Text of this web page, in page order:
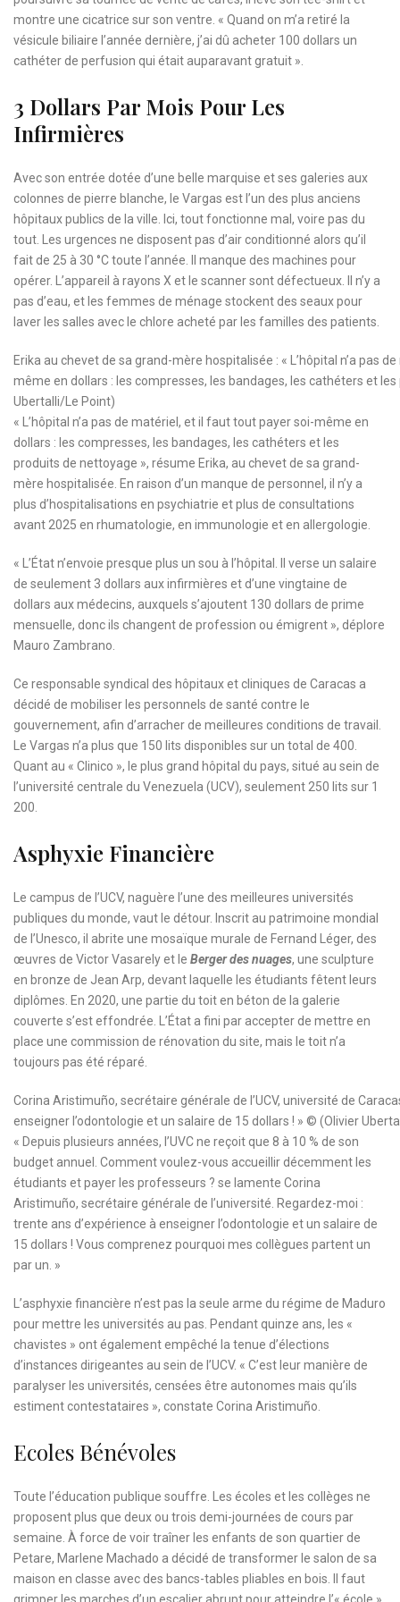
montre une cicatrice sur son ventre. « Quand on m’a retiré la
vésicule biliaire l’année dernière, j’ai dû acheter 100 dollars un
cathéter de perfusion qui était auparavant gratuit ».
3 Dollars Par Mois Pour Les
Infirmières
Avec son entrée dotée d’une belle marquise et ses galeries aux
colonnes de pierre blanche, le Vargas est l’un des plus anciens
hôpitaux publics de la ville. Ici, tout fonctionne mal, voire pas du
tout. Les urgences ne disposent pas d’air conditionné alors qu’il
fait de 25 à 30 °C toute l’année. Il manque des machines pour
opérer. L’appareil à rayons X et le scanner sont défectueux. Il n’y a
pas d’eau, et les femmes de ménage stockent des seaux pour
laver les salles avec le chlore acheté par les familles des patients.
Erika au chevet de sa grand-mère hospitalisée : « L’hôpital n’a pas
même en dollars : les compresses, les bandages, les cathéters et
Ubertalli/Le Point)
« L’hôpital n’a pas de matériel, et il faut tout payer soi-même en
dollars : les compresses, les bandages, les cathéters et les
produits de nettoyage », résume Erika, au chevet de sa grand-
mère hospitalisée. En raison d’un manque de personnel, il n’y a
plus d’hospitalisations en psychiatrie et plus de consultations
avant 2025 en rhumatologie, en immunologie et en allergologie.
« L’État n’envoie presque plus un sou à l’hôpital. Il verse un salaire
de seulement 3 dollars aux infirmières et d’une vingtaine de
dollars aux médecins, auxquels s’ajoutent 130 dollars de prime
mensuelle, donc ils changent de profession ou émigrent », déplore
Mauro Zambrano.
Ce responsable syndical des hôpitaux et cliniques de Caracas a
décidé de mobiliser les personnels de santé contre le
gouvernement, afin d’arracher de meilleures conditions de travail.
Le Vargas n’a plus que 150 lits disponibles sur un total de 400.
Quant au « Clinico », le plus grand hôpital du pays, situé au sein de
l’université centrale du Venezuela (UCV), seulement 250 lits sur 1
200.
Asphyxie Financière
Le campus de l’UCV, naguère l’une des meilleures universités
publiques du monde, vaut le détour. Inscrit au patrimoine mondial
de l’Unesco, il abrite une mosaïque murale de Fernand Léger, des
œuvres de Victor Vasarely et le Berger des nuages, une sculpture
en bronze de Jean Arp, devant laquelle les étudiants fêtent leurs
diplômes. En 2020, une partie du toit en béton de la galerie
couverte s’est effondrée. L’État a fini par accepter de mettre en
place une commission de rénovation du site, mais le toit n’a
toujours pas été réparé.
Corina Aristimuño, secrétaire générale de l’UCV, université de
enseigner l’odontologie et un salaire de 15 dollars ! » © (Olivier
« Depuis plusieurs années, l’UVC ne reçoit que 8 à 10 % de son
budget annuel. Comment voulez-vous accueillir décemment les
étudiants et payer les professeurs ? se lamente Corina
Aristimuño, secrétaire générale de l’université. Regardez-moi :
trente ans d’expérience à enseigner l’odontologie et un salaire de
15 dollars ! Vous comprenez pourquoi mes collègues partent un
par un. »
L’asphyxie financière n’est pas la seule arme du régime de Maduro
pour mettre les universités au pas. Pendant quinze ans, les «
chavistes » ont également empêché la tenue d’élections
d’instances dirigeantes au sein de l’UCV. « C’est leur manière de
paralyser les universités, censées être autonomes mais qu’ils
estiment contestataires », constate Corina Aristimuño.
Ecoles Bénévoles
Toute l’éducation publique souffre. Les écoles et les collèges ne
proposent plus que deux ou trois demi-journées de cours par
semaine. À force de voir traîner les enfants de son quartier de
Petare, Marlene Machado a décidé de transformer le salon de sa
maison en classe avec des bancs-tables pliables en bois. Il faut
grimper les marches d’un escalier abrupt pour atteindre l’« école »